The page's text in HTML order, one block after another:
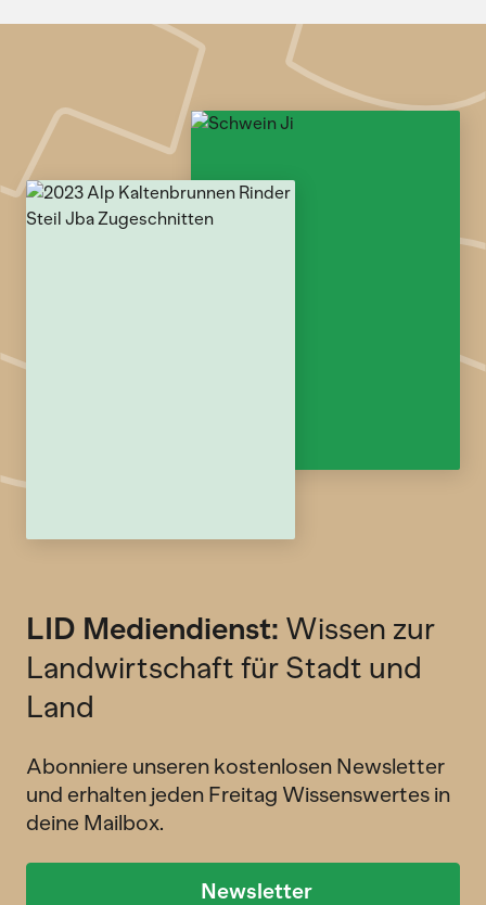
LID Mediendienst: Wissen zur
Landwirtschaft für Stadt und
Land
Abonniere unseren kostenlosen Newsletter
und erhalten jeden Freitag Wissenswertes in
deine Mailbox.
Newsletter